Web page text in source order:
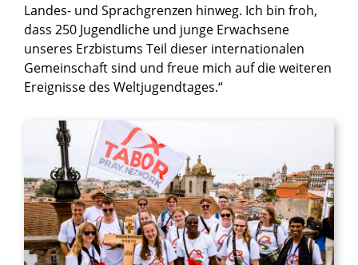
Landes- und Sprachgrenzen hinweg. Ich bin froh,
dass 250 Jugendliche und junge Erwachsene
unseres Erzbistums Teil dieser internationalen
Gemeinschaft sind und freue mich auf die weiteren
Ereignisse des Weltjugendtages.“